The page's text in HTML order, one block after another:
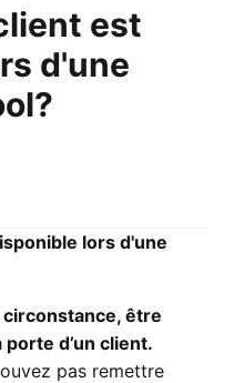
est
d'une
lors d'une
être
d’un client.
pas remettre